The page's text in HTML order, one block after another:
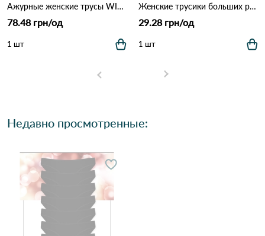
Ажурные женские трусы WILLAIRA 8022 5б Различные цвета
78.48 грн/од
1 шт
Женские трусики больших размеров MAD01 (4XL–7XL) 7F Различные цвета
29.28 грн/од
1 шт
Недавно просмотренные: